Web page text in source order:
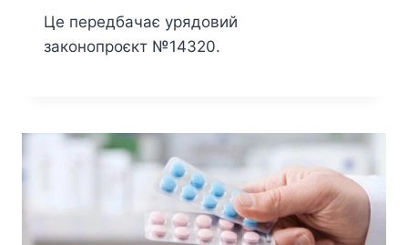
Це передбачає урядовий
законопроєкт №14320.